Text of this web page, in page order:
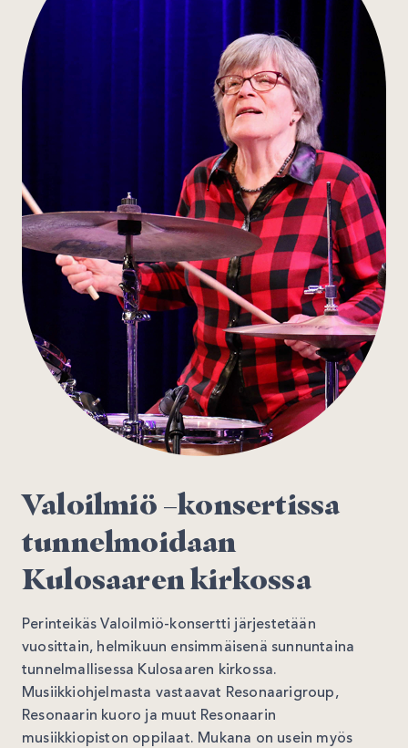
Valoilmiö –konsertissa
tunnelmoidaan
Kulosaaren kirkossa
Perinteikäs Valoilmiö-konsertti järjestetään
vuosittain, helmikuun ensimmäisenä sunnuntaina
tunnelmallisessa Kulosaaren kirkossa.
Musiikkiohjelmasta vastaavat Resonaarigroup,
Resonaarin kuoro ja muut Resonaarin
musiikkiopiston oppilaat. Mukana on usein myös